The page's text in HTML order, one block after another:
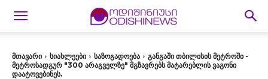
მთავარი სიახლეები საზოგადოება
განგაში თბილისის მეტროში -
მეტროსადგურ "300 არაგველზე" მგზავრებს მატარებლის ვაგონი
დაატოვებინეს.